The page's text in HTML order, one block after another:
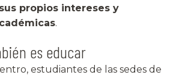
propios intereses y
.
es educar
estudiantes de las sedes de